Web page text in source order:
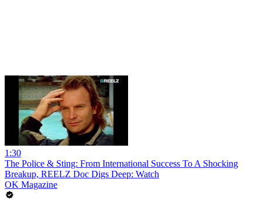
1:30
The Police & Sting: From International Success To A Shocking
Breakup, REELZ Doc Digs Deep: Watch
OK Magazine